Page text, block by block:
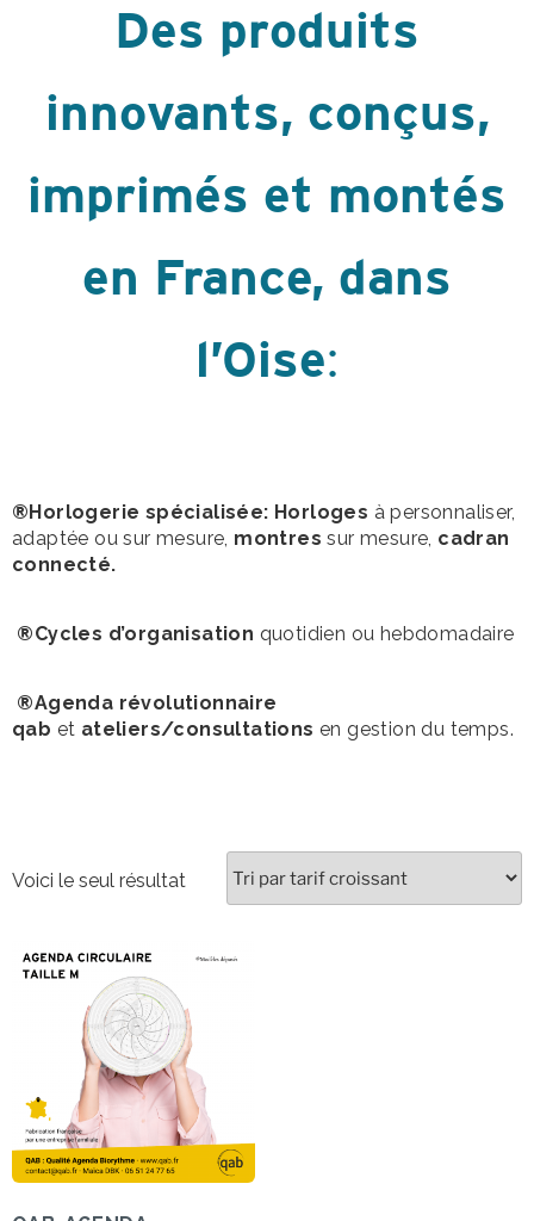
Des produits
innovants, conçus,
imprimés et montés
en France, dans
l’Oise:
®Horlogerie spécialisée: Horloges à personnaliser,
adaptée ou sur mesure, montressur mesure, cadran
connecté.
®Cycles d’organisation quotidien ou hebdomadaire
®Agenda révolutionnaire
qab et ateliers/consultations en gestion du temps.
Voici le seul résultat